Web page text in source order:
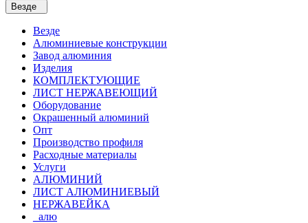
Везде
Везде
Алюминиевые конструкции
Завод алюминия
Изделия
КОМПЛЕКТУЮЩИЕ
ЛИСТ НЕРЖАВЕЮЩИЙ
Оборудование
Окрашенный алюминий
Опт
Производство профиля
Расходные материалы
Услуги
АЛЮМИНИЙ
ЛИСТ АЛЮМИНИЕВЫЙ
НЕРЖАВЕЙКА
_алю